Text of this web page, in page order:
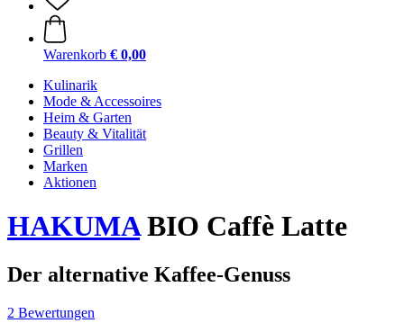
Warenkorb € 0,00
Kulinarik
Mode & Accessoires
Heim & Garten
Beauty & Vitalität
Grillen
Marken
Aktionen
HAKUMABIO Caffè Latte
Der alternative Kaffee-Genuss
2 Bewertungen